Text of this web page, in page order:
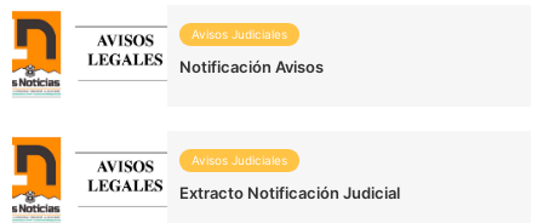
Avisos Judiciales
Notificación Avisos
Avisos Judiciales
Extracto Notificación Judicial